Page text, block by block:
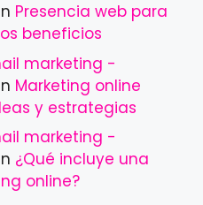
Presencia web para
beneficios
marketing -
Marketing online
y estrategias
marketing -
¿Qué incluye una
online?